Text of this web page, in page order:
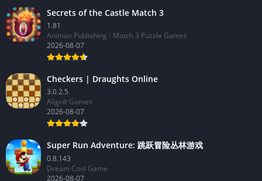
Secrets of the Castle Match 3
1.81
Animan Publishing - Match 3 Puzzle Games
2026-08-07
Checkers | Draughts Online
3.0.2.5
AlignIt Games
2026-08-07
Super Run Adventure: 跳跃冒险丛林游戏
0.8.143
Dream Cool Game
2026-08-07